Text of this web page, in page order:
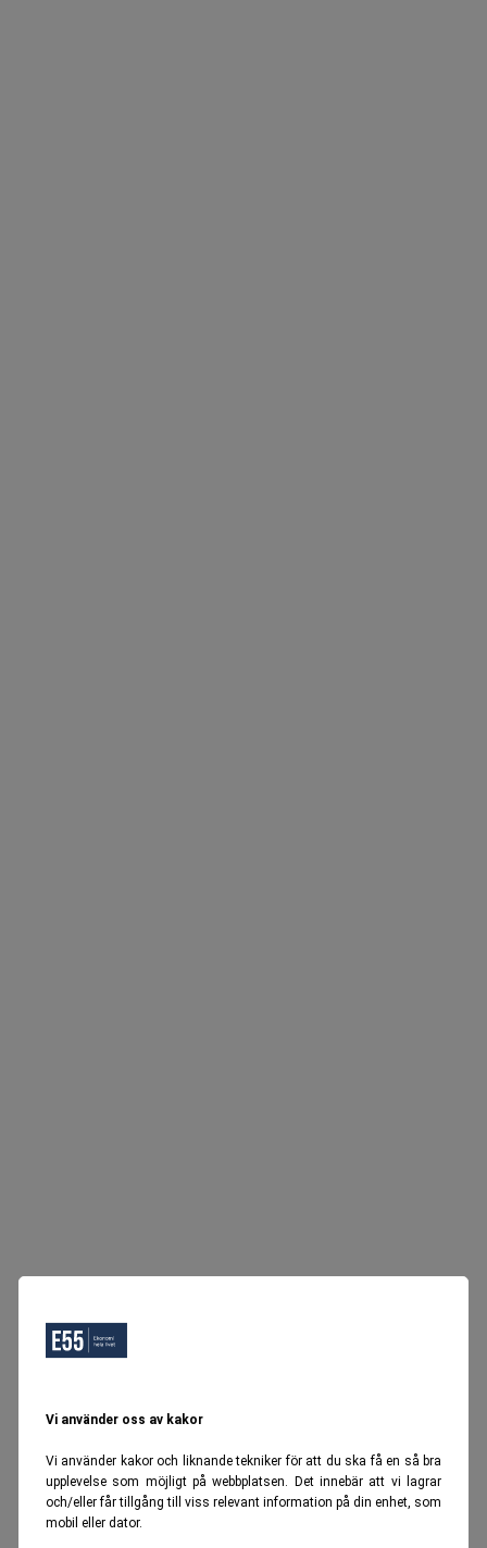
Vi använder oss av kakor
Vi använder kakor och liknande tekniker för att du ska få en så bra
upplevelse som möjligt på webbplatsen. Det innebär att vi lagrar
och/eller får tillgång till viss relevant information på din enhet, som
mobil eller dator.